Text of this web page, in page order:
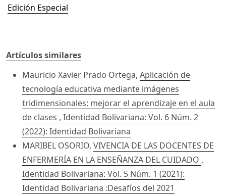
Edición Especial
Artículos similares
Mauricio Xavier Prado Ortega, Aplicación de
tecnología educativa mediante imágenes
tridimensionales: mejorar el aprendizaje en el aula
de clases , Identidad Bolivariana: Vol. 6 Núm. 2
(2022): Identidad Bolivariana
MARIBEL OSORIO, VIVENCIA DE LAS DOCENTES DE
ENFERMERÍA EN LA ENSEÑANZA DEL CUIDADO ,
Identidad Bolivariana: Vol. 5 Núm. 1 (2021):
Identidad Bolivariana :Desafíos del 2021